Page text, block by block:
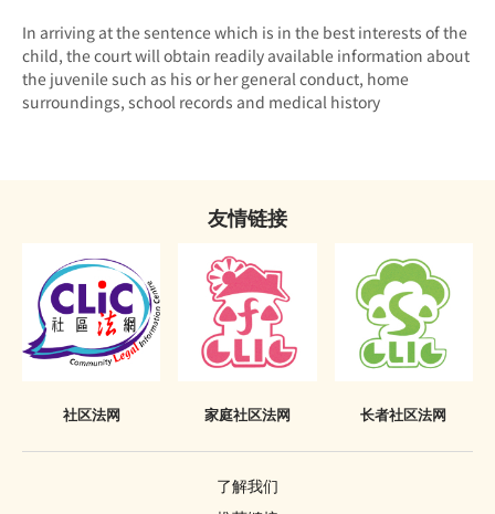
投诉警察
感化院
羁留院
补偿令
复还令
没收
《罪犯自新条例》与社会服务令
《罪犯自新条例》与感化令
在法庭程序中披露已丧失时效的定罪
必须披露已丧失时效之定罪的情况
不当披露已丧失时效之定罪的惩罚
《罪犯自新条例》只适用于香港
In arriving at the sentence which is in the best interests of the
child, the court will obtain readily available information about
the juvenile such as his or her general conduct, home
surroundings, school records and medical history
友情链接
社区法网 家庭社区法网 长者社区法网
了解我们